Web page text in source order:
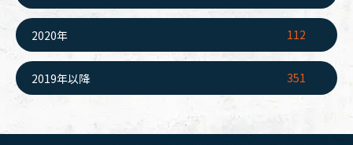
2020年 112
2019年以降 351